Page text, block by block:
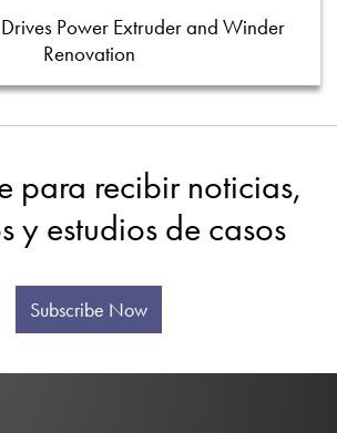
Power Extruder and Winder
Renovation
para recibir noticias,
y estudios de casos
Subscribe Now